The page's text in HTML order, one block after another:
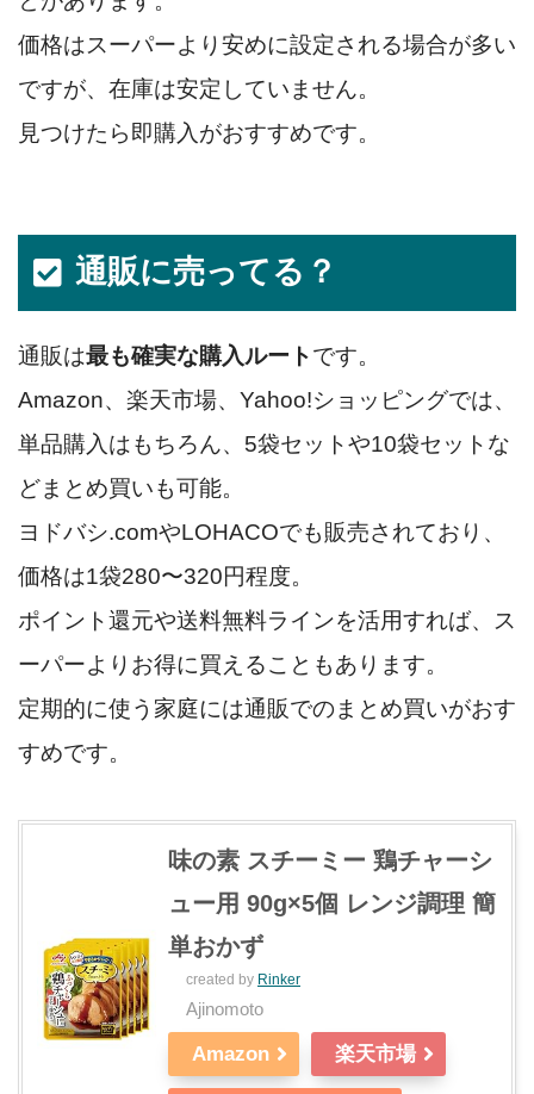
価格はスーパーより安めに設定される場合が多い
ですが、在庫は安定していません。
見つけたら即購入がおすすめです。
通販に売ってる？
通販は最も確実な購入ルートです。
Amazon、楽天市場、Yahoo!ショッピングでは、
単品購入はもちろん、5袋セットや10袋セットな
どまとめ買いも可能。
ヨドバシ.comやLOHACOでも販売されており、
価格は1袋280〜320円程度。
ポイント還元や送料無料ラインを活用すれば、ス
ーパーよりお得に買えることもあります。
定期的に使う家庭には通販でのまとめ買いがおす
すめです。
味の素 スチーミー 鶏チャーシ
ュー用 90g×5個 レンジ調理 簡
単おかず
created by Rinker
Ajinomoto
Amazon 楽天市場